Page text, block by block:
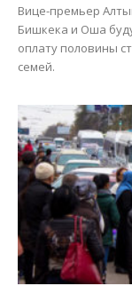
Вице-премьер
Бишкека и Оша
оплату половины
семей.